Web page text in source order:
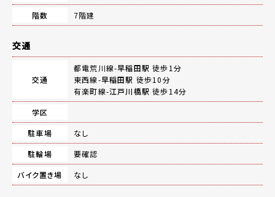
階数
7階建
交通
交通
都電荒川線-早稲田駅 徒歩1分
東西線-早稲田駅 徒歩10分
有楽町線-江戸川橋駅 徒歩14分
学区
駐車場
なし
駐輪場
要確認
バイク置き場
なし